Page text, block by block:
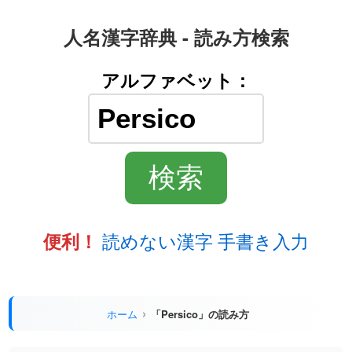
人名漢字辞典 - 読み方検索
アルファベット：
便利！ 読めない漢字 手書き入力
ホーム 「Persico」の読み方